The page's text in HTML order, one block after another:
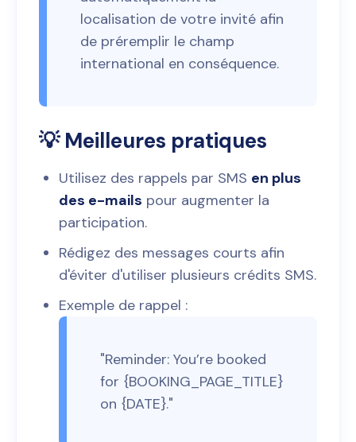
localisation de votre invité afin
de préremplir le champ
international en conséquence.
💡 Meilleures pratiques
Utilisez des rappels par SMS en plus
des e-mails pour augmenter la
participation.
Rédigez des messages courts afin
d'éviter d'utiliser plusieurs crédits SMS.
Exemple de rappel :
"Reminder: You’re booked
for {BOOKING_PAGE_TITLE}
on {DATE}."